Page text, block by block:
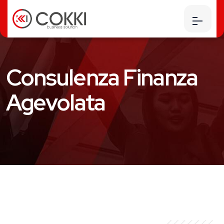
Consulenza Finanza
Agevolata